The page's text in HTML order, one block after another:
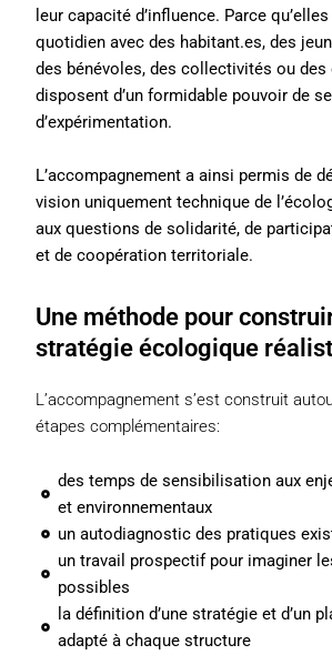
leur capacité d’influence. Parce
quotidien avec des habitant.es, des
des bénévoles, des collectivités ou des
disposent d’un formidable pouvoir de
d’expérimentation.
L’accompagnement a ainsi permis de
vision uniquement technique de
aux questions de solidarité, de
et de coopération territoriale.
Une méthode pour
stratégie écologique
L’accompagnement s’est construit
étapes complémentaires:
des temps de sensibilisation aux
et environnementaux
un autodiagnostic des pratiques
un travail prospectif pour imaginer
possibles
la définition d’une stratégie et d’un
adapté à chaque structure